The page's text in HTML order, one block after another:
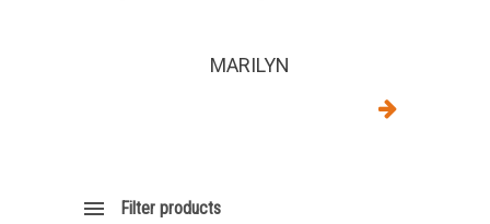
MARILYN
Filter products